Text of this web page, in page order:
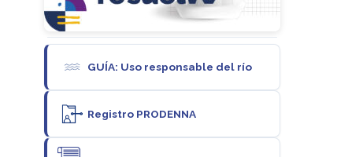
GUÍA: Uso responsable del río
Registro PRODENNA